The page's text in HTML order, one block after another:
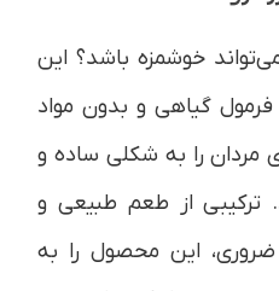
خوشمزه باشد؟ این
گیاهی و بدون مواد
مردان را به شکلی ساده و
از طعم طبیعی و
ضروری، این محصول را به